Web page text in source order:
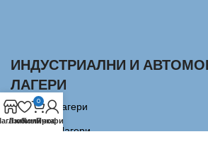
ИНДУСТРИАЛНИ И
ЛАГЕРИ
Сачмени лагери
Аксиални Лагери
Любими
0
Количка
Профил